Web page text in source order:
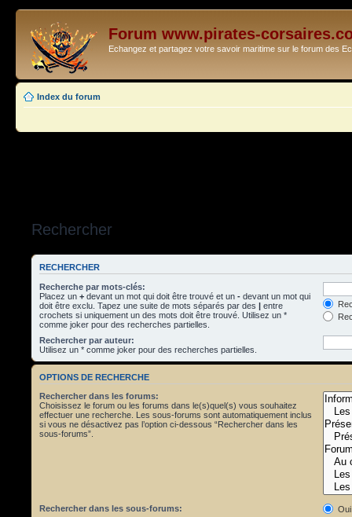
Forum www.pirates-
Echangez et partagez votre savoir maritime sur le forum des
Index du forum
Rechercher
RECHERCHER
Recherche par mots-clés:
Placez un + devant un mot qui doit être trouvé et un - devant un mot qui
doit être exclu. Tapez une suite de mots séparés par des | entre
crochets si uniquement un des mots doit être trouvé. Utilisez un *
comme joker pour des recherches partielles.
Rechercher par auteur:
Utilisez un * comme joker pour des recherches partielles.
OPTIONS DE RECHERCHE
Rechercher dans les forums:
Choisissez le forum ou les forums dans le(s)quel(s) vous souhaitez
effectuer une recherche. Les sous-forums sont automatiquement inclus
si vous ne désactivez pas l’option ci-dessous “Rechercher dans les
sous-forums”.
Rechercher dans les sous-forums:
Oui